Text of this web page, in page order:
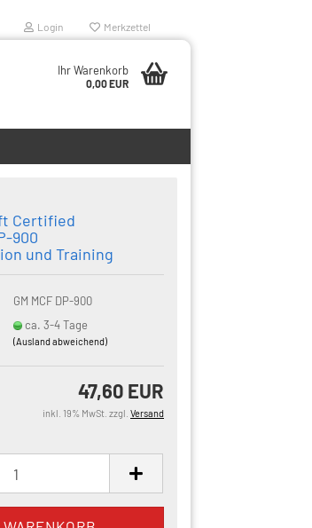
Login Merkzettel
Ihr Warenkorb
0,00 EUR
Certified
900
und Training
GM MCF DP-900
ca. 3-4 Tage
(Ausland abweichend)
47,60 EUR
inkl. 19% MwSt. zzgl. Versand